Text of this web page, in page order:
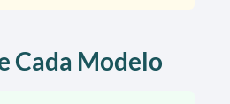
Cada Modelo